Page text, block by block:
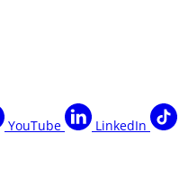
YouTube
LinkedIn